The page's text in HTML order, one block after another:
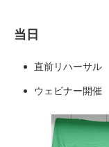
当日
直前リハーサル
ウェビナー開催